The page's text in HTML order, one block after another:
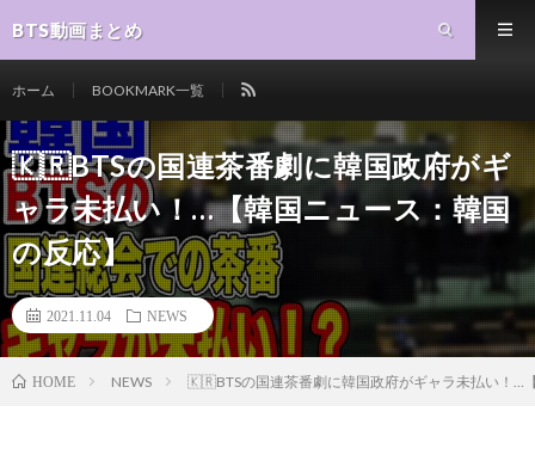
BTS動画まとめ
ホーム BOOKMARK一覧
🇰🇷BTSの国連茶番劇に韓国政府がギ
ャラ未払い！…【韓国ニュース：韓国
の反応】
2021.11.04 NEWS
HOME NEWS 🇰🇷BTSの国連茶番劇に韓国政府がギャラ未払い！…